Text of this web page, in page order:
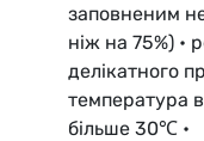
заповненим
ніж на 75%) •
делікатного
температура
більше 30℃ •